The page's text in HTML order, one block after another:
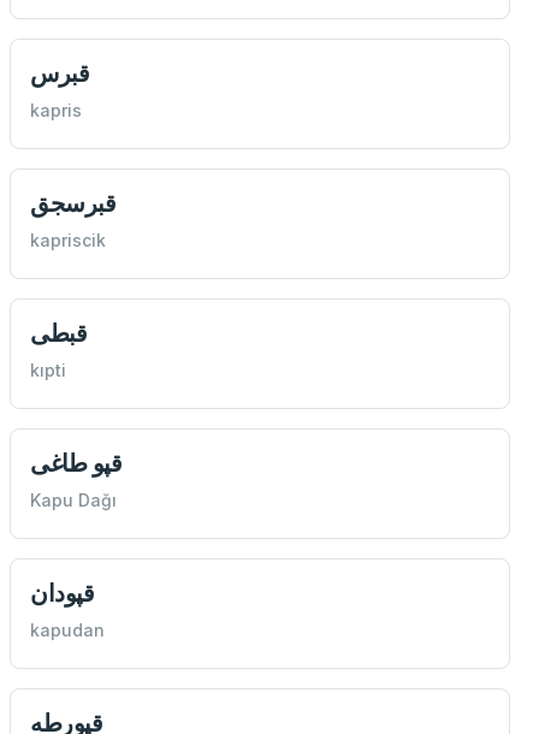
قبرس
kapris
قبرسجق
kapriscik
قبطی
kıpti
قپو طاغی
Kapu Dağı
قپودان
kapudan
قپورطه